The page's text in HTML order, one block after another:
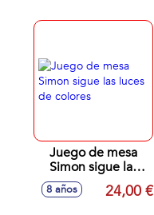
Juego de mesa
Simon sigue las
luces de colores
8 años 24,00 €